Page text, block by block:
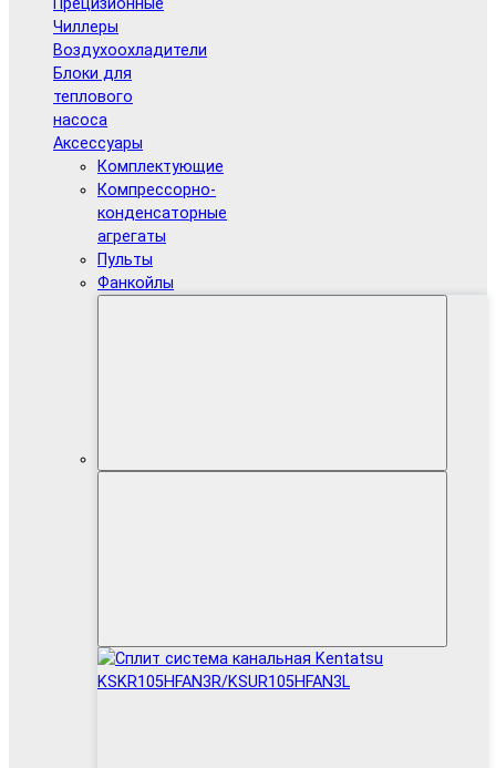
Прецизионные
Чиллеры
Воздухоохладители
Блоки для
теплового
насоса
Аксессуары
Комплектующие
Компрессорно-
конденсаторные
агрегаты
Пульты
Фанкойлы